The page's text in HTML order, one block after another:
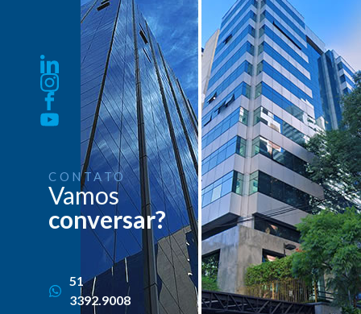
CONTATO
Vamos
conversar?
51
3392.9008